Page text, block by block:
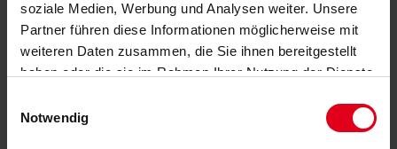
soziale Medien, Werbung und Analysen weiter. Unsere
Partner führen diese Informationen möglicherweise mit
weiteren Daten zusammen, die Sie ihnen bereitgestellt
haben oder die sie im Rahmen Ihrer Nutzung der Dienste
Notwendig